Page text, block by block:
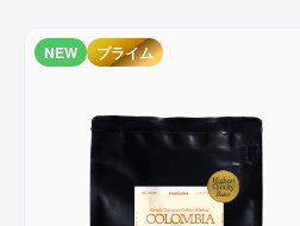
NEW プライム